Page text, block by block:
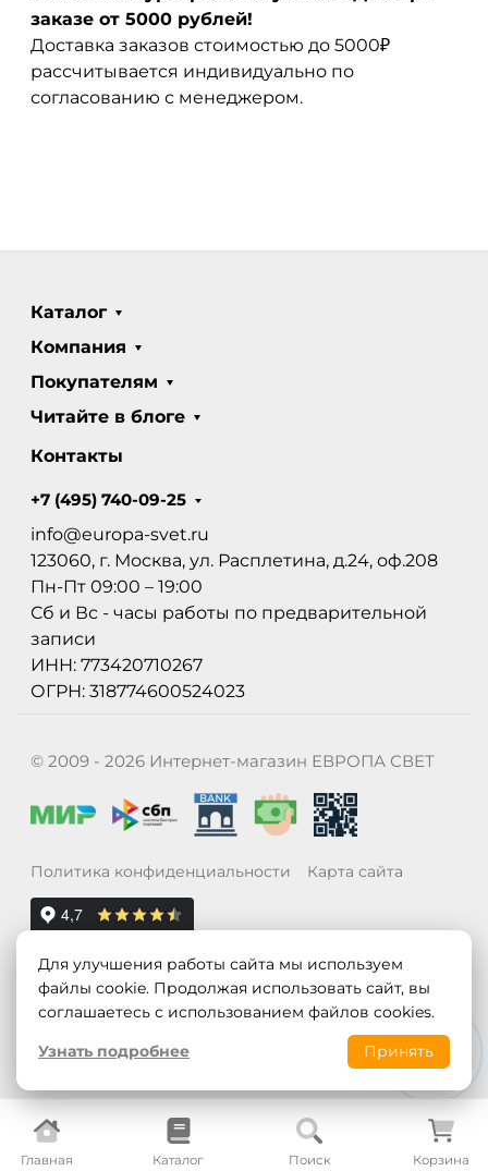
Главная Каталог Поиск Корзина
заказе от 5000 рублей!
Доставка заказов стоимостью до 5000₽
рассчитывается индивидуально по
согласованию с менеджером.
Каталог
Компания
Покупателям
Читайте в блоге
Контакты
+7 (495) 740-09-25
info@europa-svet.ru
123060, г. Москва, ул. Расплетина, д.24, оф.208
Пн-Пт 09:00 – 19:00
Сб и Вс - часы работы по предварительной
записи
ИНН: 773420710267
ОГРН: 318774600524023
© 2009 - 2026 Интернет-магазин ЕВРОПА СВЕТ
Политика конфиденциальности Карта сайта
Для улучшения работы сайта мы используем
файлы cookie. Продолжая использовать сайт, вы
соглашаетесь с использованием файлов cookies.
Узнать подробнее
Принять